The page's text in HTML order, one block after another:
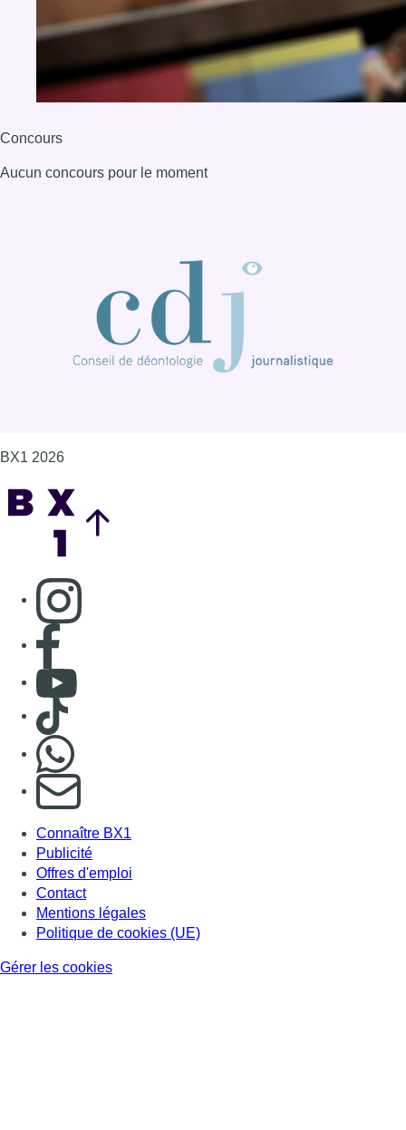
Consulter page Instagram
S'abonner à notre newsletter
Connaître BX1
Publicité
Offres d'emploi
Contact
Mentions légales
Politique de cookies (UE)
Gérer les cookies